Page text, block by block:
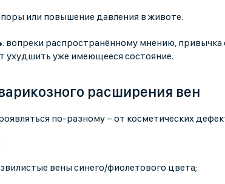
или повышение давления в животе.
: вопреки распространённому мнению, привычка
ухудшить уже имеющееся состояние.
расширения вен
по-разному − от косметических
вены синего/фиолетового цвета;